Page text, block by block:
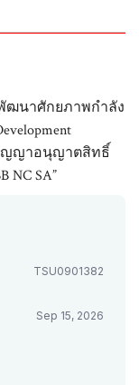
ฒนาศักยภาพกำลัง
สัญญาอนุญาตสิทธิ์
NC SA”
TSU0901382
Sep 15, 2026